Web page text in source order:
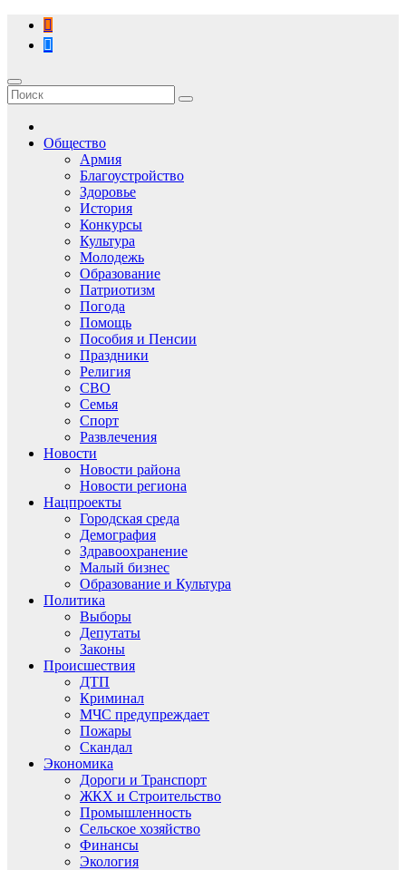
Перейти
содержимому
Общество
Армия
Благоустройство
Здоровье
История
Конкурсы
Культура
Молодежь
Образование
Патриотизм
Погода
Помощь
Пособия и Пенсии
Праздники
Религия
СВО
Семья
Спорт
Развлечения
Новости
Новости района
Новости региона
Нацпроекты
Городская среда
Демография
Здравоохранение
Малый бизнес
Образование и Культура
Политика
Выборы
Депутаты
Законы
Происшествия
ДТП
Криминал
МЧС предупреждает
Пожары
Скандал
Экономика
Дороги и Транспорт
ЖКХ и Строительство
Промышленность
Сельское хозяйство
Финансы
Экология